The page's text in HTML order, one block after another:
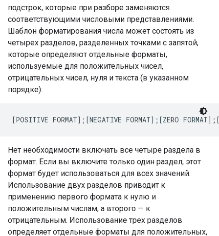
подстрок, которые при разборе заменяются
соответствующими числовыми представлениями.
Шаблон форматирования числа может состоять из
четырех разделов, разделенных точками с запятой,
которые определяют отдельные форматы,
используемые для положительных чисел,
отрицательных чисел, нуля и текста (в указанном
порядке):
[POSITIVE FORMAT];[NEGATIVE FORMAT];[ZERO
Нет необходимости включать все четыре раздела в
формат. Если вы включите только один раздел, этот
формат будет использоваться для всех значений.
Использование двух разделов приводит к
применению первого формата к нулю и
положительным числам, а второго — к
отрицательным. Использование трех разделов
определяет отдельные форматы для положительных,